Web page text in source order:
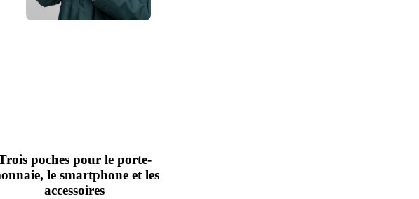
poches pour le porte-
le smartphone et les
accessoires